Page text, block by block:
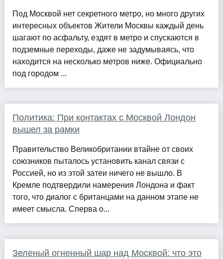
Под Москвой нет секретного метро, но много других
интересных объектов Жители Москвы каждый день
шагают по асфальту, ездят в метро и спускаются в
подземные переходы, даже не задумываясь, что
находится на несколько метров ниже. Официально
под городом ...
Политика: При контактах с Москвой Лондон
вышел за рамки
Правительство Великобритании втайне от своих
союзников пыталось установить канал связи с
Россией, но из этой затеи ничего не вышло. В
Кремле подтвердили намерения Лондона и факт
того, что диалог с британцами на данном этапе не
имеет смысла. Сперва о...
Зеленый огненный шар над Москвой: что это